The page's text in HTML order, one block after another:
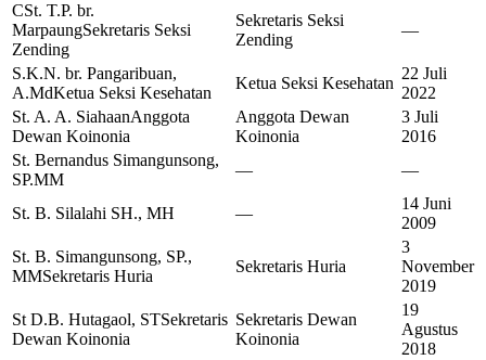
CSt. T.P. br.
MarpaungSekretaris Seksi
Zending
Sekretaris Seksi
Zending
—
S.K.N. br. Pangaribuan,
A.MdKetua Seksi Kesehatan
Ketua Seksi Kesehatan
22 Juli
2022
St. A. A. SiahaanAnggota
Dewan Koinonia
Anggota Dewan
Koinonia
3 Juli
2016
St. Bernandus Simangunsong,
SP.MM
— —
St. B. Silalahi SH., MH —
14 Juni
2009
St. B. Simangunsong, SP.,
MMSekretaris Huria
Sekretaris Huria
3
November
2019
St D.B. Hutagaol, STSekretaris
Dewan Koinonia
Sekretaris Dewan
Koinonia
19
Agustus
2018